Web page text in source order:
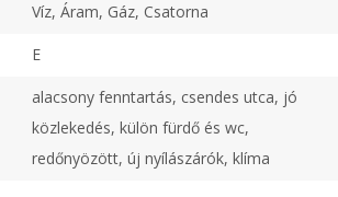
Víz, Áram, Gáz, Csatorna
E
alacsony fenntartás, csendes utca, jó
közlekedés, külön fürdő és wc,
redőnyözött, új nyílászárók, klíma